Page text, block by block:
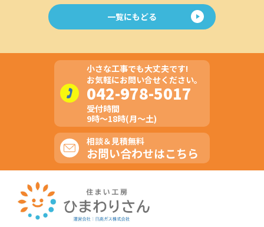
一覧にもどる
小さな工事でも大丈夫です!
お気軽にお問い合せください。
042-978-5017
受付時間
9時～18時(月～土)
相談＆見積無料
お問い合わせはこちら